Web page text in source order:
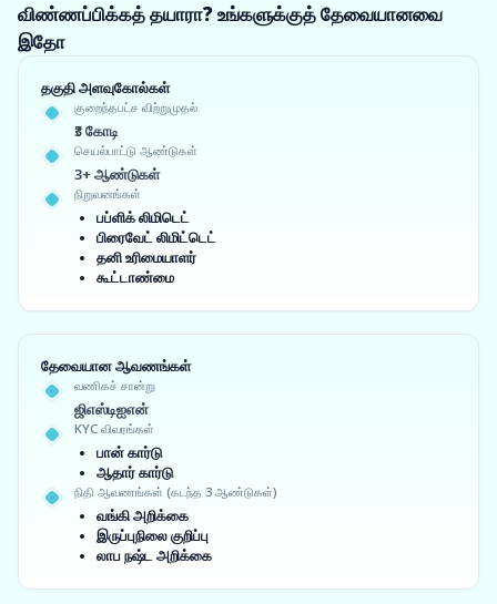
விண்ணப்பிக்கத் தயாரா? உங்களுக்குத் தேவையானவை
இதோ
தகுதி அளவுகோல்கள்
குறைந்தபட்ச விற்றுமுதல்
₹3 கோடி
செயல்பாட்டு ஆண்டுகள்
3+ ஆண்டுகள்
நிறுவனங்கள்
பப்ளிக் லிமிடெட்
பிரைவேட் லிமிட்டெட்
தனி உரிமையாளர்
கூட்டாண்மை
தேவையான ஆவணங்கள்
வணிகச் சான்று
ஜிஎஸ்டிஐஎன்
KYC விவரங்கள்
பான் கார்டு
ஆதார் கார்டு
நிதி ஆவணங்கள் (கடந்த 3 ஆண்டுகள்)
வங்கி அறிக்கை
இருப்புநிலை குறிப்பு
லாப நஷ்ட அறிக்கை